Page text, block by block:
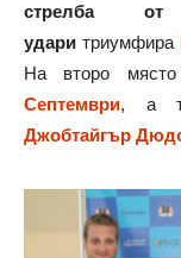
стрелба от
удари триумфира
На второ
Септември, а
Джобтайгър